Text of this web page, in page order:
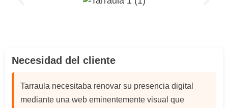
Necesidad del cliente
Tarraula necesitaba renovar su presencia digital
mediante una web eminentemente visual que